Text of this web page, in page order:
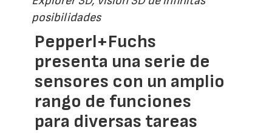
posibilidades
Pepperl+Fuchs
presenta una serie de
sensores con un amplio
rango de funciones
para diversas tareas